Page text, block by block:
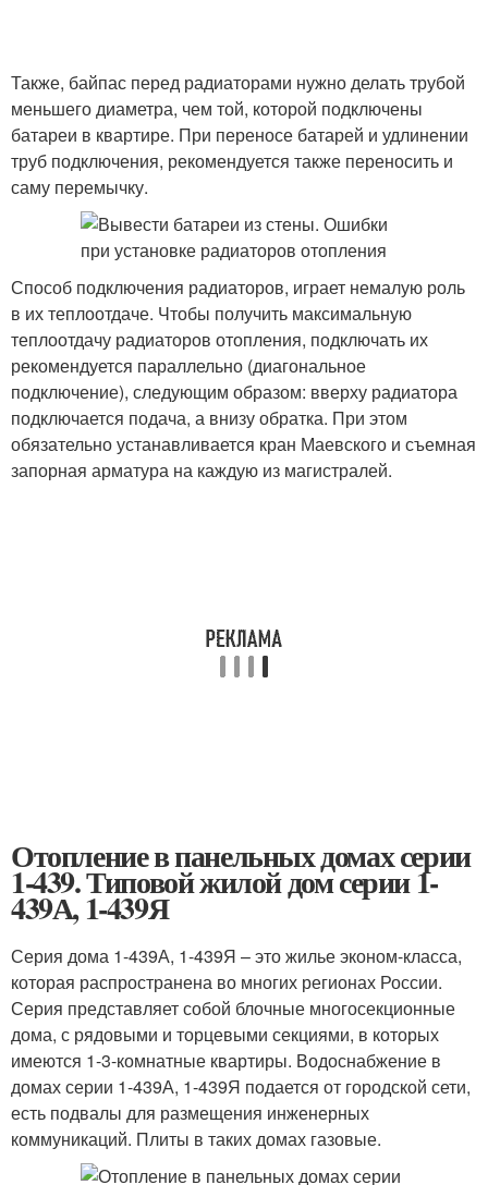
Также, байпас перед радиаторами нужно делать трубой
меньшего диаметра, чем той, которой подключены
батареи в квартире. При переносе батарей и удлинении
труб подключения, рекомендуется также переносить и
саму перемычку.
Способ подключения радиаторов, играет немалую роль
в их теплоотдаче. Чтобы получить максимальную
теплоотдачу радиаторов отопления, подключать их
рекомендуется параллельно (диагональное
подключение), следующим образом: вверху радиатора
подключается подача, а внизу обратка. При этом
обязательно устанавливается кран Маевского и съемная
запорная арматура на каждую из магистралей.
Отопление в панельных домах серии
1-439. Типовой жилой дом серии 1-
439А, 1-439Я
Серия дома 1-439А, 1-439Я – это жилье эконом-класса,
которая распространена во многих регионах России.
Серия представляет собой блочные многосекционные
дома, с рядовыми и торцевыми секциями, в которых
имеются 1-3-комнатные квартиры. Водоснабжение в
домах серии 1-439А, 1-439Я подается от городской сети,
есть подвалы для размещения инженерных
коммуникаций. Плиты в таких домах газовые.